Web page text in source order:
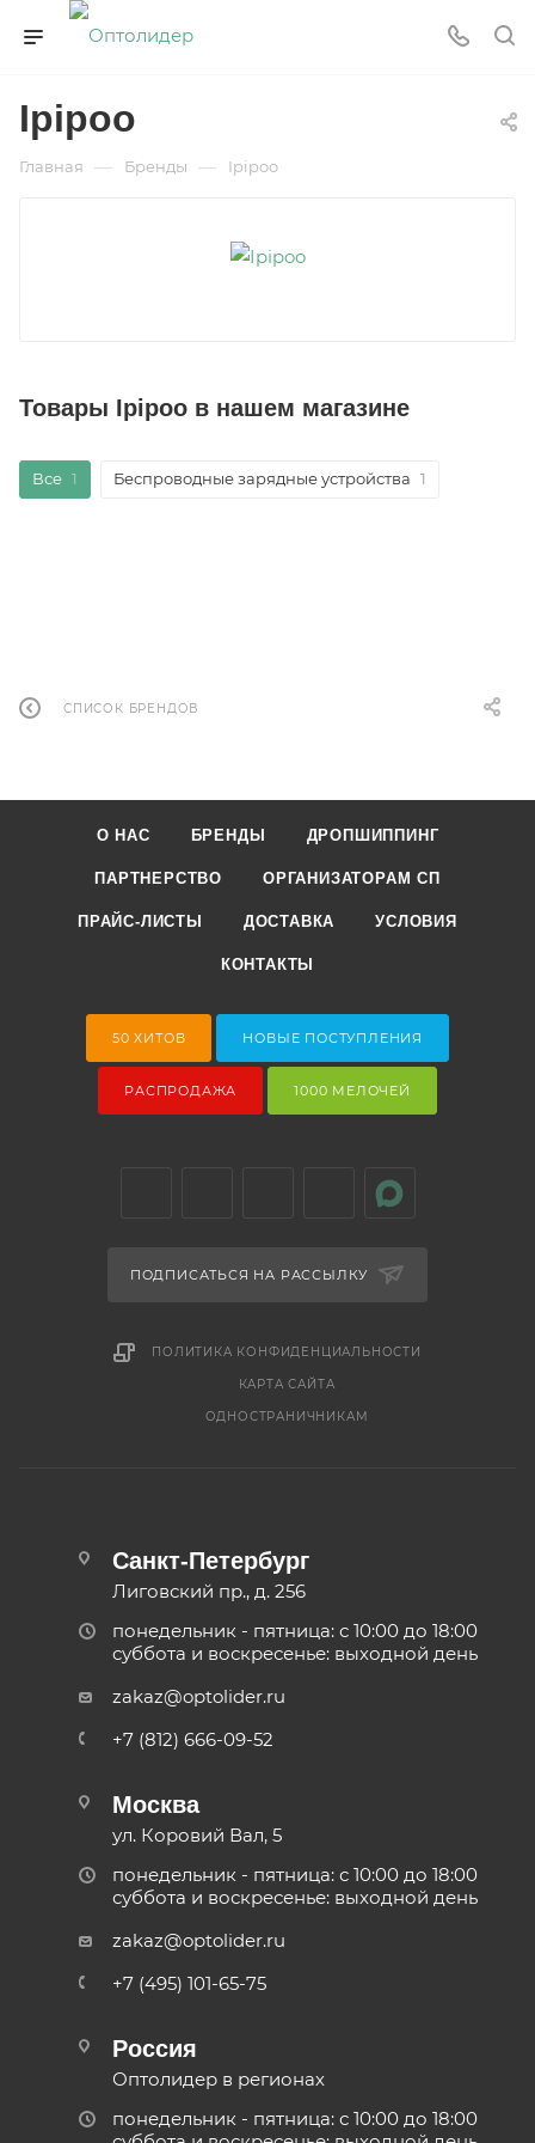
Ipipoo
Главная — Бренды — Ipipoo
Товары Ipipoo в нашем магазине
Все 1 Беспроводные зарядные устройства 1
СПИСОК БРЕНДОВ
О НАС БРЕНДЫ ДРОПШИППИНГ
ПАРТНЕРСТВО ОРГАНИЗАТОРАМ СП
ПРАЙС-ЛИСТЫ ДОСТАВКА УСЛОВИЯ
КОНТАКТЫ
50 ХИТОВ НОВЫЕ ПОСТУПЛЕНИЯ
РАСПРОДАЖА 1000 МЕЛОЧЕЙ
ПОДПИСАТЬСЯ НА РАССЫЛКУ
ПОЛИТИКА КОНФИДЕНЦИАЛЬНОСТИ
КАРТА САЙТА
ОДНОСТРАНИЧНИКАМ
Санкт-Петербург
Лиговский пр., д. 256
понедельник - пятница: с 10:00 до 18:00
суббота и воскресенье: выходной день
zakaz@optolider.ru
+7 (812) 666-09-52
Москва
ул. Коровий Вал, 5
понедельник - пятница: с 10:00 до 18:00
суббота и воскресенье: выходной день
zakaz@optolider.ru
+7 (495) 101-65-75
Россия
Оптолидер в регионах
понедельник - пятница: с 10:00 до 18:00